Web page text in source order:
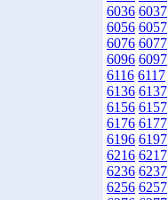
6036 6037
6056 6057
6076 6077
6096 6097
6116 6117
6136 6137
6156 6157
6176 6177
6196 6197
6216 6217
6236 6237
6256 6257